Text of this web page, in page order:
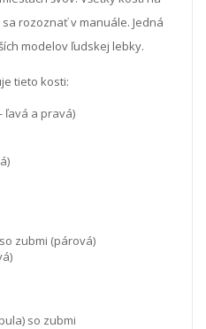
rozoznať v manuále. Jedná
modelov ľudskej lebky.
tieto kosti:
ľavá a pravá)
zubmi (párová)
so zubmi